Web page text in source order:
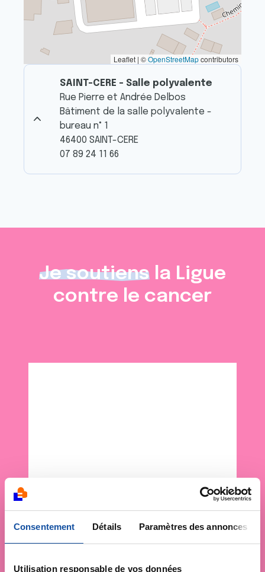
Consentement Détails Paramètres des annonces
Utilisation responsable de vos données
Leaflet | ©OpenStreetMapcontributors
SAINT-CERE - Salle polyvalente
Rue Pierre et Andrée Delbos
Bâtiment de la salle polyvalente -
bureau n° 1
46400 SAINT-CERE
07 89 24 11 66
Je soutiens la Ligue
contre le cancer